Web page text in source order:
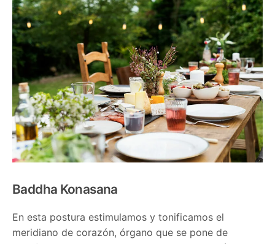
Baddha Konasana
En esta postura estimulamos y tonificamos el
meridiano de corazón, órgano que se pone de